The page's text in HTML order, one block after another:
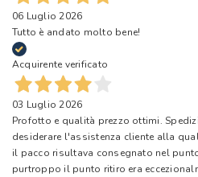
06 Luglio 2026
Tutto è andato molto bene!
Acquirente verificato
03 Luglio 2026
Profotto e qualità prezzo ottimi.
desiderare l'assistenza cliente alla
il pacco risultava consegnato nel
purtroppo il punto ritiro era